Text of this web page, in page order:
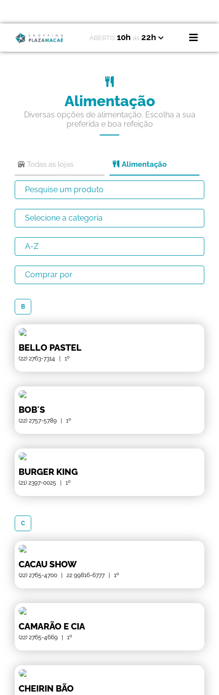
ABERTO 10h às 22h
Alimentação
Diversas opções de alimentação. Escolha a sua
preferida e boa refeição
Todas as lojas Alimentação
B
BELLO PASTEL
(22) 2763-7314 | 1º
BOB´S
(22) 2757-5789 | 1º
BURGER KING
(21) 2397-0025 | 1º
C
CACAU SHOW
(22) 2765-4700 | 22 99816-6777 | 1º
CAMARÃO E CIA
(22) 2765-4669 | 1º
CHEIRIN BÃO